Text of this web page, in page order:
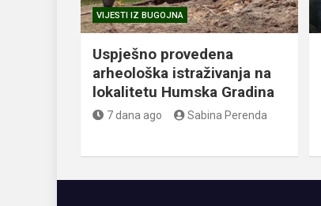
VIJESTI IZ BUGOJNA
Uspješno provedena
arheološka istraživanja na
lokalitetu Humska Gradina
7 dana ago Sabina Perenda